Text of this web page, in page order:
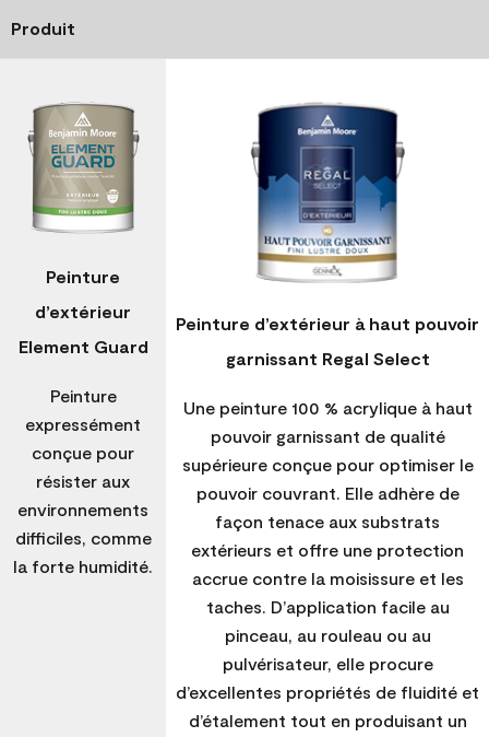
Produit
Peinture
d’extérieur
Element Guard
Peinture
expressément
conçue pour
résister aux
environnements
difficiles, comme
la forte humidité.
Peinture d’extérieur à haut pouvoir
garnissant Regal Select
Une peinture 100 % acrylique à haut
pouvoir garnissant de qualité
supérieure conçue pour optimiser le
pouvoir couvrant. Elle adhère de
façon tenace aux substrats
extérieurs et offre une protection
accrue contre la moisissure et les
taches. D’application facile au
pinceau, au rouleau ou au
pulvérisateur, elle procure
d’excellentes propriétés de fluidité et
d’étalement tout en produisant un